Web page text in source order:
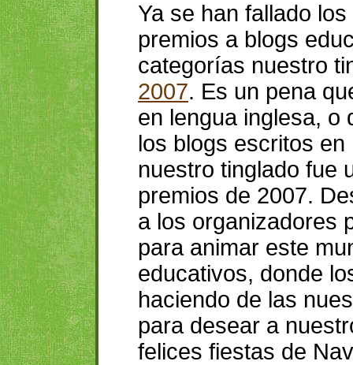
Ya se han fallado los
premios a blogs
categorías nuestro
2007. Es un pena
en lengua inglesa, o
los blogs escritos
nuestro tinglado fue
premios de 2007.
a los organizadores
para animar este
educativos, donde
haciendo de las
para desear a
felices fiestas de